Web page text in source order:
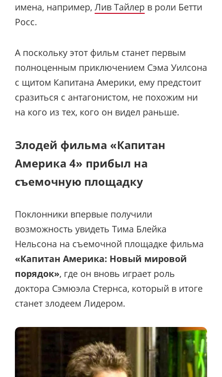
имена, например, Лив Тайлер в роли Бетти
Росс.
А поскольку этот фильм станет первым
полноценным приключением Сэма Уилсона
с щитом Капитана Америки, ему предстоит
сразиться с антагонистом, не похожим ни
на кого из тех, кого он видел раньше.
Злодей фильма «Капитан
Америка 4» прибыл на
съемочную площадку
Поклонники впервые получили
возможность увидеть Тима Блейка
Нельсона на съемочной площадке фильма
«Капитан Америка: Новый мировой
порядок», где он вновь играет роль
доктора Сэмюэла Стернса, который в итоге
станет злодеем Лидером.